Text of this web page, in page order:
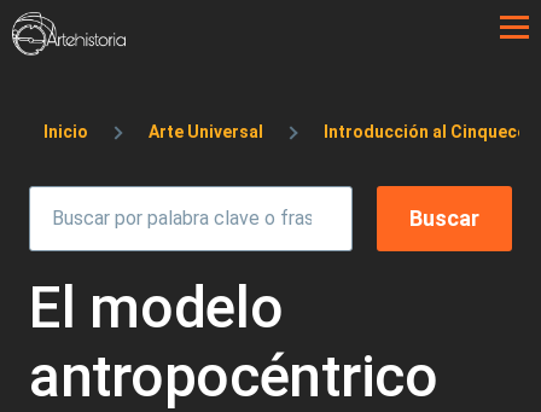
Pasar al contenido principal
Sobrescribir enlaces de ayuda a la
Inicio Arte Universal Introducción al
El modelo
antropocéntrico